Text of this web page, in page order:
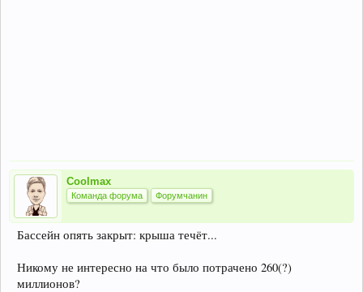
Coolmax
Команда форума Форумчанин
Бассейн опять закрыт: крыша течёт...
Никому не интересно на что было потрачено 260(?)
миллионов?